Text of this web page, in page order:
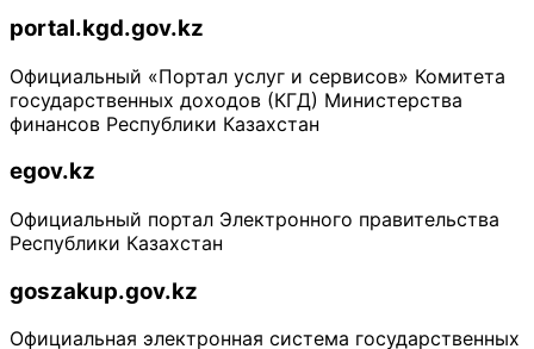
portal.kgd.gov.kz
Официальный «Портал услуг и сервисов» Комитета
государственных доходов (КГД) Министерства
финансов Республики Казахстан
egov.kz
Официальный портал Электронного правительства
Республики Казахстан
goszakup.gov.kz
Официальная электронная система государственных